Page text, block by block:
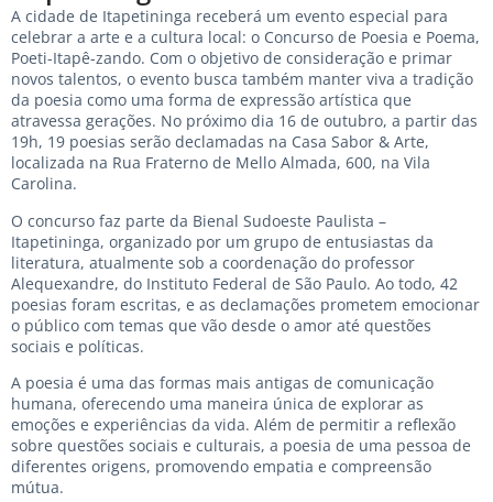
A cidade de Itapetininga receberá um evento especial para
celebrar a arte e a cultura local: o Concurso de Poesia e Poema,
Poeti-Itapê-zando. Com o objetivo de consideração e primar
novos talentos, o evento busca também manter viva a tradição
da poesia como uma forma de expressão artística que
atravessa gerações. No próximo dia 16 de outubro, a partir das
19h, 19 poesias serão declamadas na Casa Sabor & Arte,
localizada na Rua Fraterno de Mello Almada, 600, na Vila
Carolina.
O concurso faz parte da Bienal Sudoeste Paulista –
Itapetininga, organizado por um grupo de entusiastas da
literatura, atualmente sob a coordenação do professor
Alequexandre, do Instituto Federal de São Paulo. Ao todo, 42
poesias foram escritas, e as declamações prometem emocionar
o público com temas que vão desde o amor até questões
sociais e políticas.
A poesia é uma das formas mais antigas de comunicação
humana, oferecendo uma maneira única de explorar as
emoções e experiências da vida. Além de permitir a reflexão
sobre questões sociais e culturais, a poesia de uma pessoa de
diferentes origens, promovendo empatia e compreensão
mútua.